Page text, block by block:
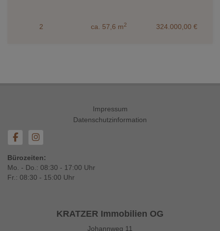
2 ca. 57,6 m2 324.000,00 €
Impressum
Datenschutzinformation
Bürozeiten:
Mo. - Do.: 08:30 - 17:00 Uhr
Fr.: 08:30 - 15:00 Uhr
KRATZER Immobilien OG
Johannweg 11